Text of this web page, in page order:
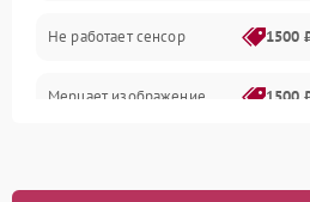
Не работает сенсор 1500
Мерцает изображение 1500